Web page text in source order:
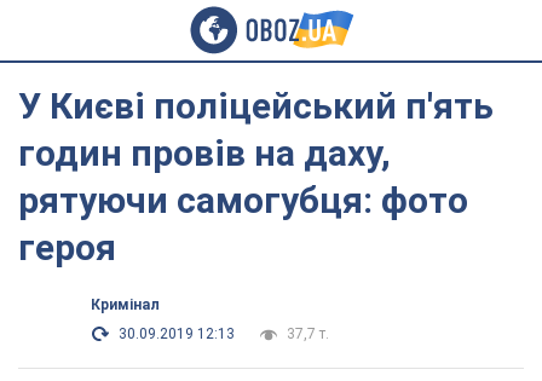
У Києві поліцейський п'ять
годин провів на даху,
рятуючи самогубця: фото
героя
Кримінал
30.09.2019 12:13
37,7 т.